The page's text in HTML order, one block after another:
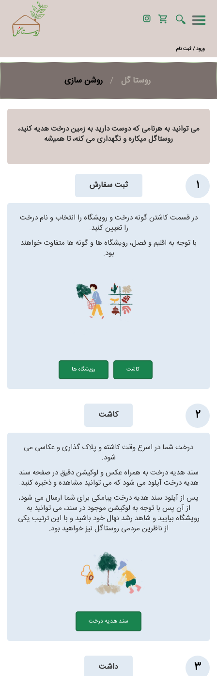
ورود / ثبت نام
روستا گل / روشن سازی
می توانید به هرنامی که دوست دارید به زمین درخت هدیه کنید،
روستاگل میکاره و نگهداری می کنه، تا همیشه
1 ثبت سفارش
در قسمت کاشتن گونه درخت و رویشگاه را انتخاب و نام درخت
را تعیین کنید.
با توجه به اقلیم و فصل، رویشگاه ها و گونه ها متفاوت خواهند
بود.
کاشت رویشگاه ها
2 کاشت
درخت شما در اسرع وقت کاشته و پلاک گذاری و عکاسی می
شود.
سند هدیه درخت به همراه عکس و لوکیشن دقیق در صفحه سند
هدیه درخت آپلود می شود که می توانید مشاهده و ذخیره کنید.
پس از آپلود سند هدیه درخت پیامکی برای شما ارسال می شود،
از آن پس با توجه به لوکیشن موجود در سند، می توانید به
رویشگاه بیایید و شاهد رشد نهال خود باشید و با این ترتیب یکی
از ناظرین مردمی روستاگل نیز خواهید بود.
سند هدیه درخت
3 داشت